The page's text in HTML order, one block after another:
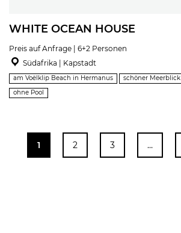
WHITE OCEAN HOUSE
Preis auf Anfrage | 6+2 Personen
Südafrika | Kapstadt
am Voëlklip Beach in Hermanus schöner Meerblick
ohne Pool
1 2 3 …